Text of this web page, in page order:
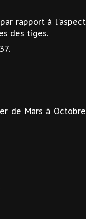
rapport à l'aspect
des tiges.
de Mars à Octobre
.